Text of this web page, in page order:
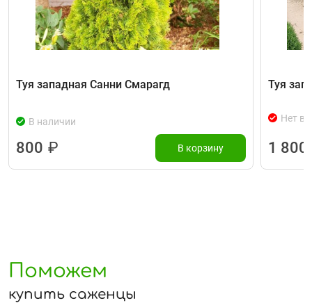
Туя западная Санни Смарагд
В наличии
800 ₽ В корзину
Туя
Нет в
1 800
Поможем
купить саженцы